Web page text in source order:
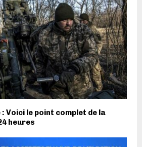
Voici le point complet de la
heures